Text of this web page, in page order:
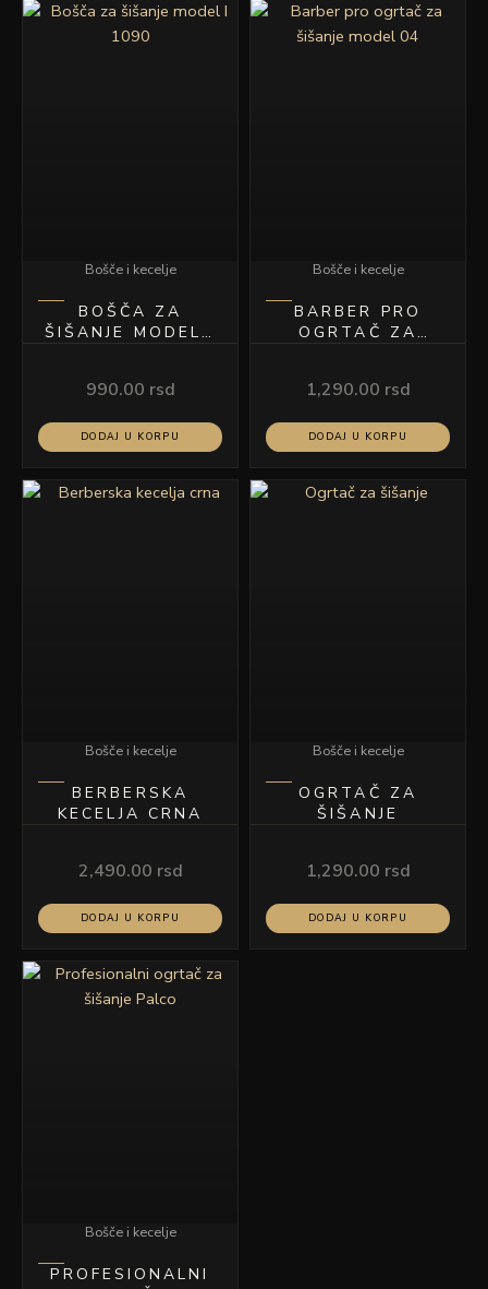
Bošče i kecelje
BOŠČA ZA
ŠIŠANJE MODEL I
990.00 rsd
DODAJ U KORPU
Bošče i kecelje
BARBER PRO
OGRTAČ ZA
1,290.00 rsd
DODAJ U KORPU
Bošče i kecelje
BERBERSKA
KECELJA CRNA
2,490.00 rsd
DODAJ U KORPU
Bošče i kecelje
OGRTAČ ZA
ŠIŠANJE
1,290.00 rsd
DODAJ U KORPU
Bošče i kecelje
PROFESIONALNI